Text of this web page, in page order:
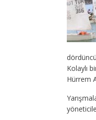
Kolaylı
Hürrem